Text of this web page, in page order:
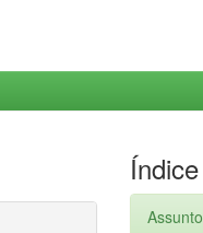
Índice
Assunto